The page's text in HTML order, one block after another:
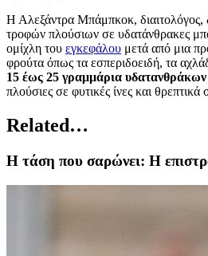
Η Αλεξάντρα Μπάμπκοκ, διαιτολόγος,
τροφών πλούσιων σε υδατάνθρακες
ομίχλη του εγκεφάλου μετά από μια
φρούτα όπως τα εσπεριδοειδή, τα
15 έως 25 γραμμάρια υδατανθράκων
πλούσιες σε φυτικές ίνες και θρεπτικά
Related…
Η τάση που σαρώνει: Η